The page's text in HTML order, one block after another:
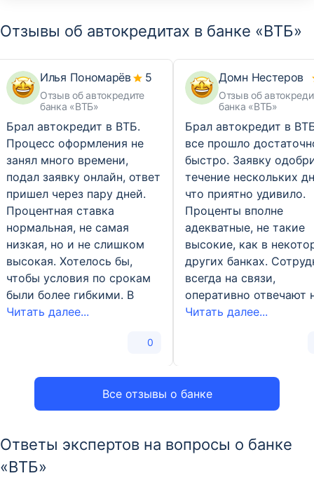
Отзывы об автокредитах в банке «ВТБ»
Все отзывы о банке
Илья Пономарёв
Отзыв об автокредите
банка «ВТБ»
5
Брал автокредит в ВТБ.
Процесс оформления не
занял много времени,
подал заявку онлайн, ответ
пришел через пару дней.
Процентная ставка
нормальная, не самая
низкая, но и не слишком
высокая. Хотелось бы,
чтобы условия по срокам
были более гибкими. В
Читать далее...
0
Домн Нестеров
Отзыв об
банка «ВТБ»
Брал автокредит в
все прошло
быстро. Заявку
течение нескольких
что приятно удивило.
Проценты вполне
адекватные, не такие
высокие, как в
других банках.
всегда на связи,
оперативно отвечают
Читать далее...
Ответы экспертов на вопросы о банке
«ВТБ»